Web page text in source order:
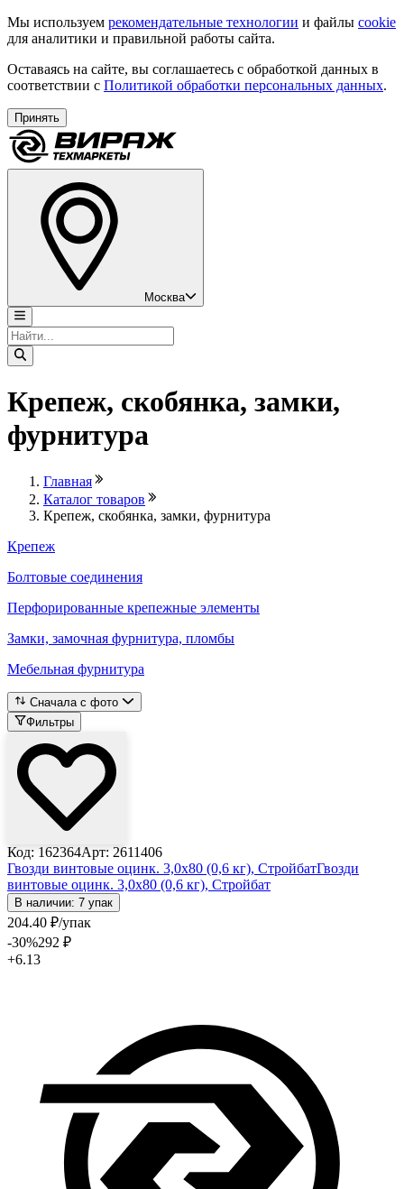
Мы используем рекомендательные технологии и файлы cookie
для аналитики и правильной работы сайта.
Оставаясь на сайте, вы соглашаетесь с обработкой данных в
соответствии с Политикой обработки персональных данных.
Принять
Москва
Крепеж, скобянка, замки,
фурнитура
Главная
Каталог товаров
Крепеж, скобянка, замки, фурнитура
Крепеж
Болтовые соединения
Перфорированные крепежные элементы
Замки, замочная фурнитура, пломбы
Мебельная фурнитура
Сначала с фото
Фильтры
Код: 162364Арт: 2611406
Гвозди винтовые оцинк. 3,0х80 (0,6 кг), СтройбатГвозди
винтовые оцинк. 3,0х80 (0,6 кг), Стройбат
В наличии: 7 упак
204.40 ₽/упак
-30%292 ₽
+6.13